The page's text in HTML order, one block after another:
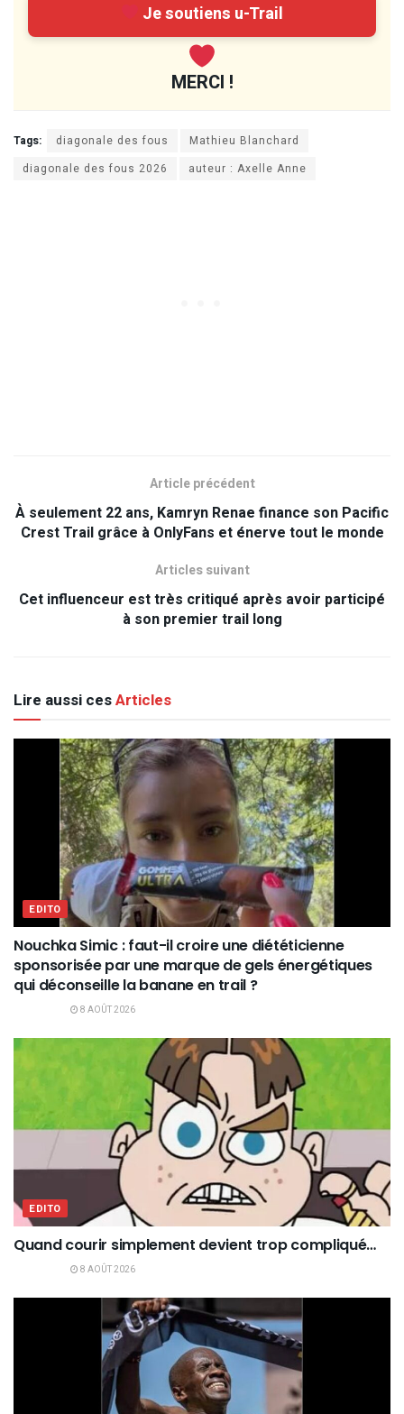
Je soutiens u-Trail
MERCI !
Tags: diagonale des fous
Mathieu Blanchard
diagonale des fous 2026
auteur : Axelle Anne
Article précédent
À seulement 22 ans, Kamryn Renae finance son Pacific
Crest Trail grâce à OnlyFans et énerve tout le monde
Articles suivant
Cet influenceur est très critiqué après avoir participé
à son premier trail long
Lire aussi cesArticles
EDITO
Nouchka Simic : faut-il croire une diététicienne
sponsorisée par une marque de gels énergétiques
qui déconseille la banane en trail ?
8 AOÛT 2026
EDITO
Quand courir simplement devient trop compliqué…
8 AOÛT 2026